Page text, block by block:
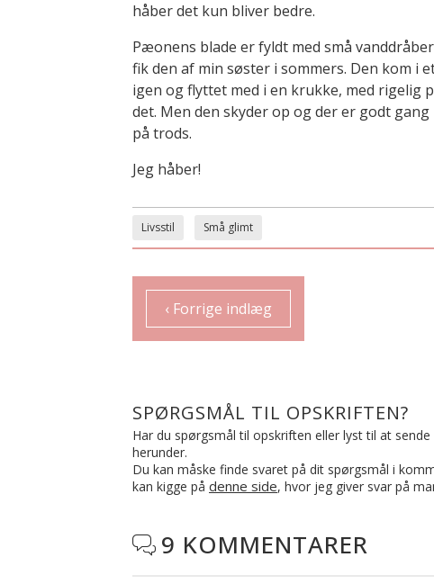
håber det kun bliver bedre.
Pæonens blade er fyldt med små
fik den af min søster i sommers. Den kom i
igen og flyttet med i en krukke, med rigelig
det. Men den skyder op og der er godt
på trods.
Jeg håber!
Livsstil Små glimt
‹ Forrige indlæg
SPØRGSMÅL TIL OPSKRIFTEN?
Har du spørgsmål til opskriften eller lyst til at
herunder.
Du kan måske finde svaret på dit spørgsmål i
kan kigge på denne side, hvor jeg giver svar på
 9 KOMMENTARER